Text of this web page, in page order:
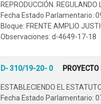
REPRODUCCIÓN.
Fecha Estado Parlamentario:
Bloque: FRENTE AMPLIO
Observaciones: d-4649-17-18
D- 310/19-20- 0 PROYECTO
ESTABLECIENDO EL
Fecha Estado Parlamentario: